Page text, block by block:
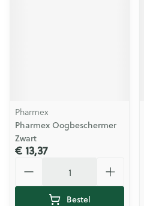
Pharmex
Pharmex Oogbeschermer
Zwart
€ 13,37
Bestel